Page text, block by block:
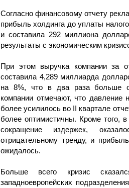
Согласно финансовому отчету
прибыль холдинга до уплаты
и составила 292 миллиона
результаты с экономическим
При этом выручка компании за
составила 4,289 миллиарда
на 8%, что в два раза больше
компании отмечают, что давление
более усилилось во II квартале
более оптимистичны. Кроме того,
сокращение издержек,
отрицательному тренду, и
ожидалось.
Больше всего кризис
западноевропейских